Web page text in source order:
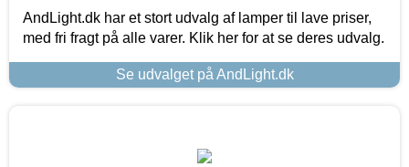
AndLight.dk har et stort udvalg af lamper til lave priser,
med fri fragt på alle varer. Klik her for at se deres udvalg.
Se udvalget på AndLight.dk